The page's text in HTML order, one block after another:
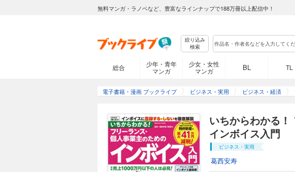
無料マンガ・ラノベなど、豊富なラインナップで188万冊以上配信中！
絞り込み
検索
総合
少年・青年
マンガ
少女・女性
マンガ
BL TL
電子書籍・漫画 ブックライブ ビジネス・実用 ビジネス・経済
いちからわかる
インボイス入門
ビジネス・実用
葛西安寿